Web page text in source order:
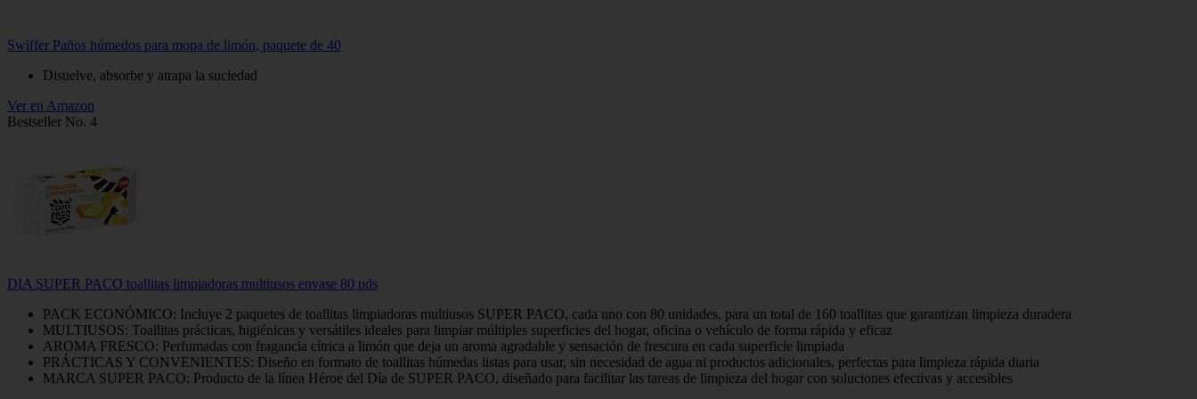
Swiffer Paños húmedos para mopa de limón, paquete de 40
Disuelve, absorbe y atrapa la suciedad
Ver en Amazon
Bestseller No. 4
DIA SUPER PACO toallitas limpiadoras multiusos envase 80 uds
PACK ECONÓMICO: Incluye 2 paquetes de toallitas limpiadoras multiusos SUPER PACO, cada uno con 80 unidades, para un total de 160 toallitas que garantizan limpieza duradera
MULTIUSOS: Toallitas prácticas, higiénicas y versátiles ideales para limpiar múltiples superficies del hogar, oficina o vehículo de forma rápida y eficaz
AROMA FRESCO: Perfumadas con fragancia cítrica a limón que deja un aroma agradable y sensación de frescura en cada superficie limpiada
PRÁCTICAS Y CONVENIENTES: Diseño en formato de toallitas húmedas listas para usar, sin necesidad de agua ni productos adicionales, perfectas para limpieza rápida diaria
MARCA SUPER PACO: Producto de la línea Héroe del Día de SUPER PACO, diseñado para facilitar las tareas de limpieza del hogar con soluciones efectivas y accesibles